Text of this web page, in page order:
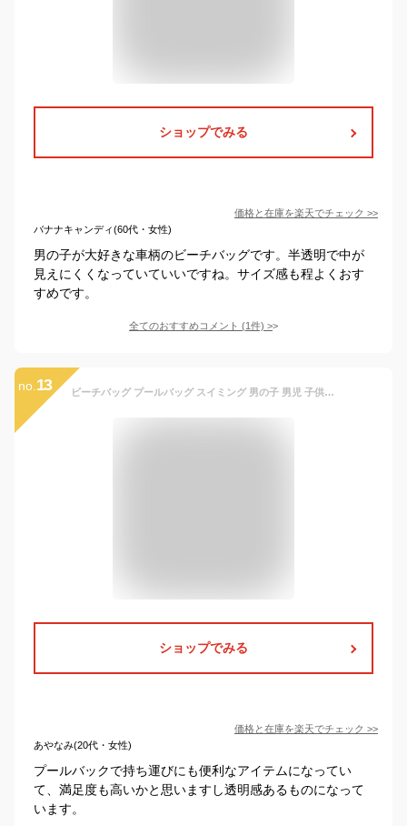
ショップでみる
価格と在庫を楽天でチェック >>
バナナキャンディ(60代・女性)
男の子が大好きな車柄のビーチバッグです。半透明で中が
見えにくくなっていていいですね。サイズ感も程よくおす
すめです。
全てのおすすめコメント (1件) >
no. 13 ビーチバッグ プールバッグ スイミング 男の子 男児 子供 子ども 幼児 園児 保育園 幼稚園 水泳 青 ブルー 透明 恐竜柄 車柄 くるま 人気 1歳 2歳 3歳 4歳 5歳 6歳 小学生 小学校 学校 授業 プール 年中素材 春 夏 秋 冬 人気 送料無料
ショップでみる
価格と在庫を楽天でチェック >>
あやなみ(20代・女性)
プールバックで持ち運びにも便利なアイテムになってい
て、満足度も高いかと思いますし透明感あるものになって
います。